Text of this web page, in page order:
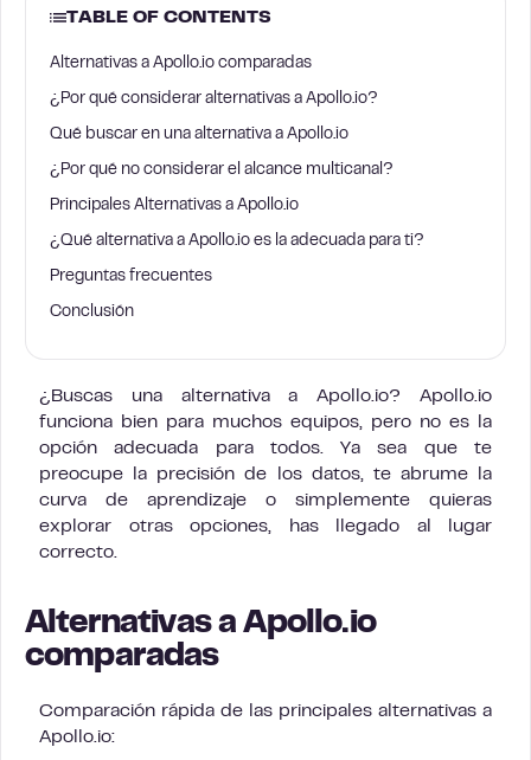
TABLE OF CONTENTS
Alternativas a Apollo.io comparadas
¿Por qué considerar alternativas a Apollo.io?
Qué buscar en una alternativa a Apollo.io
¿Por qué no considerar el alcance multicanal?
Principales Alternativas a Apollo.io
¿Qué alternativa a Apollo.io es la adecuada para ti?
Preguntas frecuentes
Conclusión
¿Buscas una alternativa a Apollo.io? Apollo.io
funciona bien para muchos equipos, pero no es la
opción adecuada para todos. Ya sea que te
preocupe la precisión de los datos, te abrume la
curva de aprendizaje o simplemente quieras
explorar otras opciones, has llegado al lugar
correcto.
Alternativas a Apollo.io
comparadas
Comparación rápida de las principales alternativas a
Apollo.io: